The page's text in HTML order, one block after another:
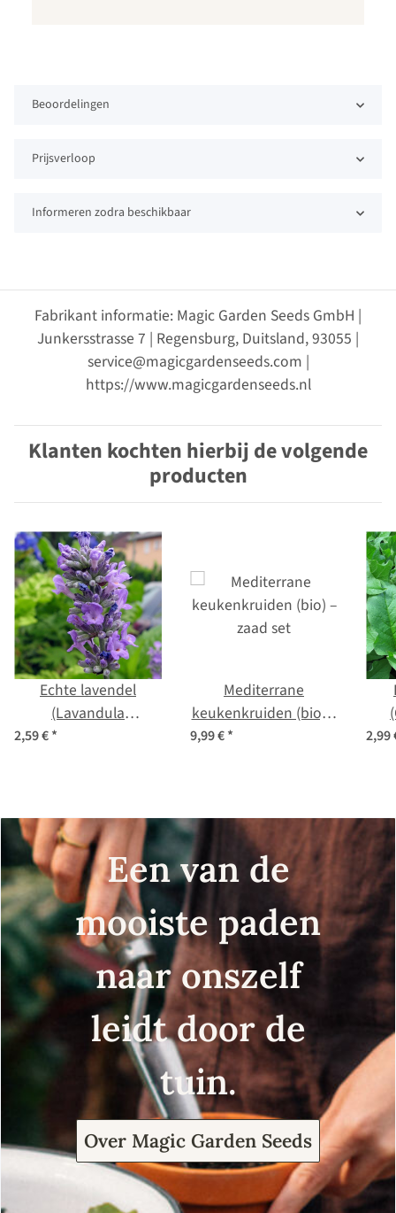
Beoordelingen
Prijsverloop
Informeren zodra beschikbaar
Fabrikant informatie: Magic Garden Seeds GmbH |
Junkersstrasse 7 | Regensburg, Duitsland, 93055 |
service@magicgardenseeds.com |
https://www.magicgardenseeds.nl
Klanten kochten hierbij de volgende
producten
Echte lavendel
(Lavandula
angustifolia) bio zaad
2,59 €*
Mediterrane
keukenkruiden (bio) –
9,99 €* 2,99
Een van de
mooiste paden
naar onszelf
leidt door de
tuin.
Over Magic Garden Seeds